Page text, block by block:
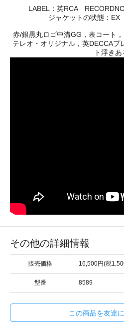
LABEL：英RCA
ジャケットの状態：
赤/銀黒丸ロゴ中溝GG，表コート
テレオ・オリジナル，英DECCAプ
ト浮きあ
その他の詳細情報
販売価格 16,500円(税
型番 8589
この商品を友達